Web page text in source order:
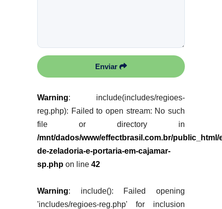
Enviar
Warning: include(includes/regioes-
reg.php): Failed to open stream: No such
file or directory in
/mnt/dados/www/effectbrasil.com.br/public_html/
de-zeladoria-e-portaria-em-cajamar-
sp.phpon line 42
Warning: include(): Failed opening
'includes/regioes-reg.php' for inclusion